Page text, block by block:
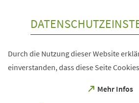
Durch die Nutzung dieser Website
einverstanden, dass diese Seite
Mehr Infos
(Öffnet